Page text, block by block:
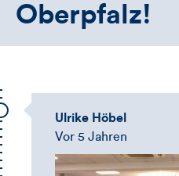
Oberpfalz!
Ulrike Höbel
Vor 5 Jahren